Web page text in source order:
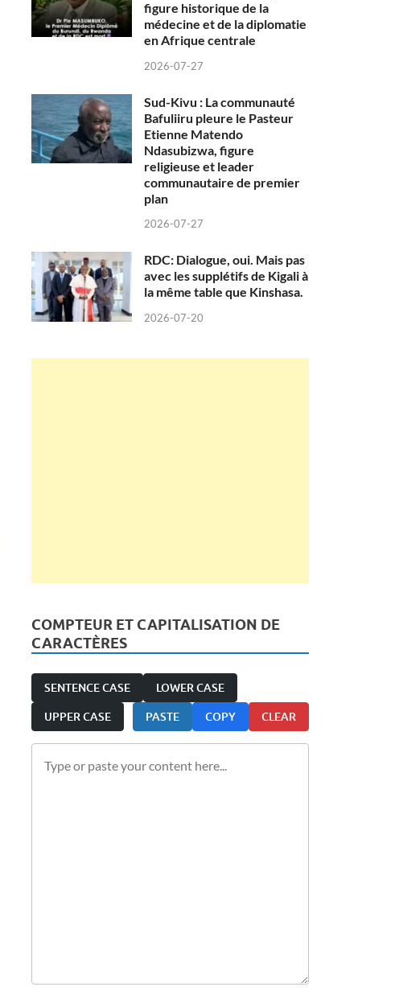
figure historique de la
médecine et de la diplomatie
en Afrique centrale
2026-07-27
Sud-Kivu : La communauté
Bafuliiru pleure le Pasteur
Etienne Matendo
Ndasubizwa, figure
religieuse et leader
communautaire de premier
plan
2026-07-27
RDC: Dialogue, oui. Mais pas
avec les supplétifs de Kigali à
la même table que Kinshasa.
2026-07-20
COMPTEUR ET CAPITALISATION DE
CARACTÈRES
SENTENCE CASE LOWER CASE
UPPER CASE PASTE COPY CLEAR